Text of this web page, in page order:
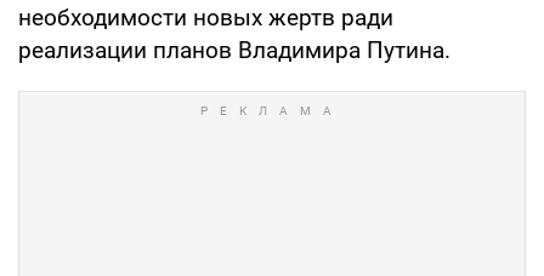
необходимости новых жертв ради
реализации планов Владимира Путина.